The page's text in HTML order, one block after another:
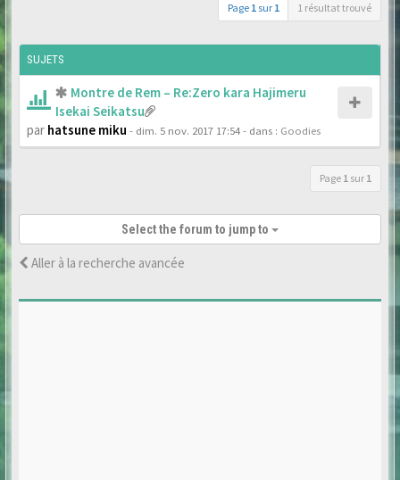
Page 1 sur 1 1 résultat trouvé
SUJETS
Montre de Rem – Re:Zero kara Hajimeru
Isekai Seikatsu
par hatsune miku - dim. 5 nov. 2017 17:54- dans : Goodies
Page 1 sur 1
Select the forum to jump to
Aller à la recherche avancée